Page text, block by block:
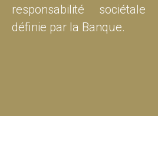
responsabilité
définie par la Banque.